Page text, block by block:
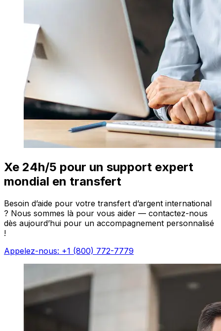
Xe 24h/5 pour un support expert
mondial en transfert
Besoin d’aide pour votre transfert d’argent international
? Nous sommes là pour vous aider — contactez-nous
dès aujourd’hui pour un accompagnement personnalisé
!
Appelez-nous: +1 (800) 772-7779